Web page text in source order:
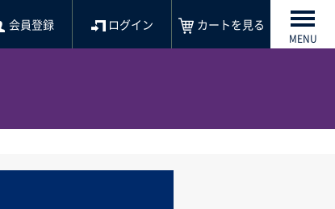
会員登録 ログイン カートを見る
MENU